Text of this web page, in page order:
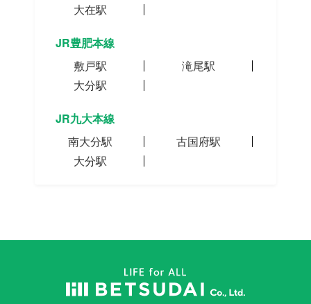
大在駅
JR豊肥本線
敷戸駅
滝尾駅
大分駅
JR九大本線
南大分駅
古国府駅
大分駅